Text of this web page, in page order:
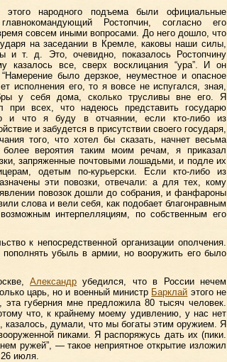
народного подъема были официальные
Ростопчин, согласно его
совсем иными вопросами. До него дошло, что
на заседании в Кремле, каковы наши силы,
и т. д. Это, очевидно, показалось Ростопчину
казалось все, сверх восклицания “ура”. И он
было дерзкое, неуместное и опасное
исполнения его, то я вовсе не испугался, зная,
у себя дома, сколько трусливы вне его. Я
при всех, что надеюсь представить государю
и что я буду в отчаянии, если кто-либо из
и забудется в присутствии своего государя,
того, что хотел бы сказать, начнет весьма
вероятия таким моим речам, я приказал
запряженные почтовыми лошадьми, и подле их
одетым по-курьерски. Если кто-либо из
эти повозки, отвечали: а для тех, кому
повозок дошли до собрания, и фанфароны
слова и вели себя, как подобает благонравным
интерпелляциям, по собственным его
к непосредственной организации ополчения.
убыль в армии, но вооружить его было
Александр убедился, что в России нечем
царь, но и военный министр Барклай этого не
губерния мне предложила 80 тысяч человек.
что, к крайнему моему удивлению, у нас нет
думали, что мы богаты этим оружием. Я
пиками. Я распоряжусь дать их (пики.
ружей”, — такое неприятное открытие изложил
июля.